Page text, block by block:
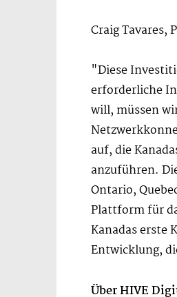
Craig Tavares,
"Diese
erforderliche
will, müssen
auf, die
anzuführen.
Ontario,
Plattform für
Kanadas erste
Entwicklung,
Über HIVE